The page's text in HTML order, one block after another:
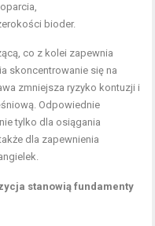
bioder.
co z kolei zapewnia
skoncentrowanie się na
zmniejsza ryzyko kontuzji i
Odpowiednie
tylko dla osiągania
dla zapewnienia
stanowią fundamenty